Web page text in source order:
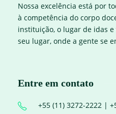
Nossa excelência está por
à competência do corpo
instituição, o lugar de idas e
seu lugar, onde a gente se
Entre em contato
+55 (11) 3272-2222 |